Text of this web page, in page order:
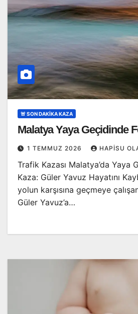
🚨 SON DAKİKA KAZA
Malatya Yaya Geçidinde
1 TEMMUZ 2026 HAPISU
Trafik Kazası Malatya’da Yaya
Kaza: Güler Yavuz Hayatını
yolun karşısına geçmeye
Güler Yavuz’a…